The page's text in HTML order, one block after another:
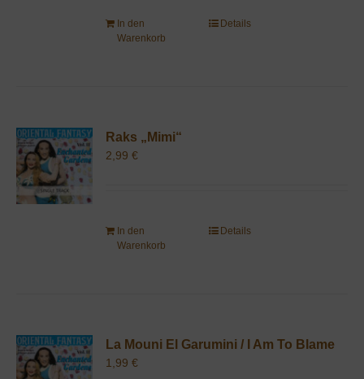
In den
Warenkorb
Details
Raks „Mimi“
2,99€
In den
Warenkorb
Details
La Mouni El Garumini / I Am To Blame
1,99€